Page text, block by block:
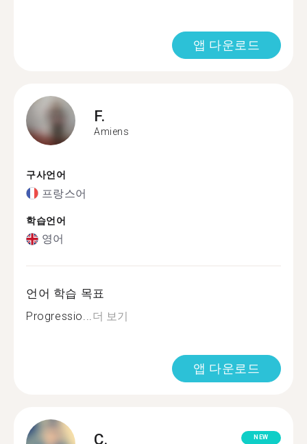
앱 다운로드
F.
Amiens
구사언어
프랑스어
학습언어
영어
언어 학습 목표
Progressio...더 보기
앱 다운로드
C. NEW